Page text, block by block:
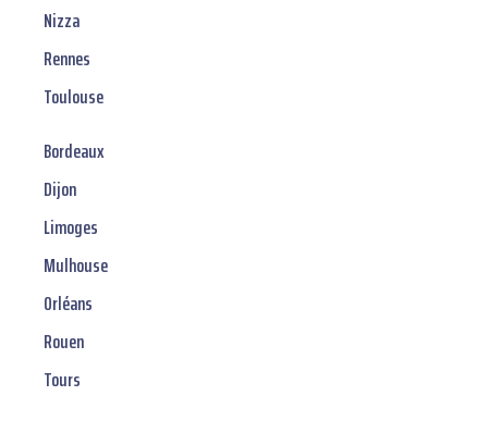
Nizza
Rennes
Toulouse
Bordeaux
Dijon
Limoges
Mulhouse
Orléans
Rouen
Tours